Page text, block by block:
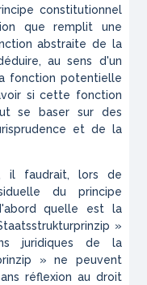
constitutionnel
que remplit une
abstraite de la
au sens d'un
fonction potentielle
si cette fonction
se baser sur des
et de la
il faudrait, lors de
du principe
quelle est la
»
juridiques de la
» ne peuvent
réflexion au droit